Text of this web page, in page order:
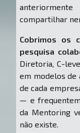
compartilhar
Cobrimos os
pesquisa
Diretoria, C-
em modelos de
de cada
— e
da Mentoring
não existe.